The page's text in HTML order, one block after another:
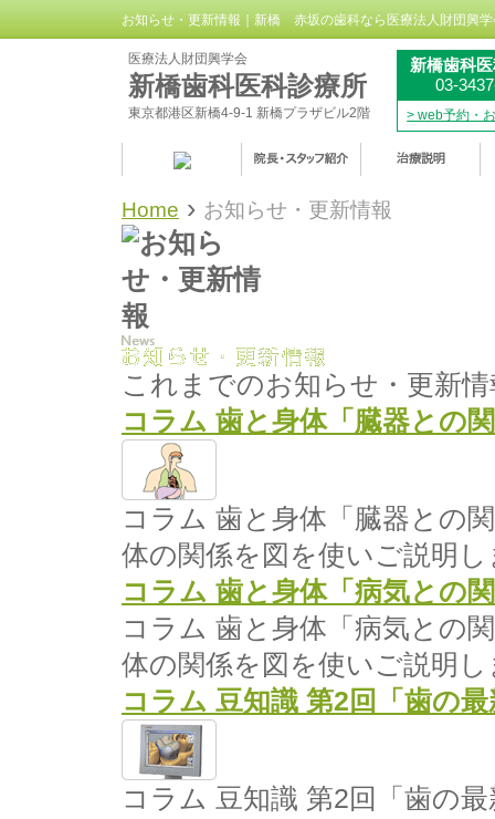
お知らせ・更新情報｜新橋 赤坂の歯科なら医療法人財団興
医療法人財団興学会
新橋歯科医科診療所
東京都港区新橋4-9-1 新橋プラザビル2階
新橋歯科
03-
> web予約・
Home › お知らせ・更新情報
これまでのお知らせ・更新
コラム 歯と身体「臓器との
コラム 歯と身体「臓器との
体の関係を図を使いご説明し
コラム 歯と身体「病気との
コラム 歯と身体「病気との
体の関係を図を使いご説明し
コラム 豆知識 第2回「歯の
コラム 豆知識 第2回「歯の